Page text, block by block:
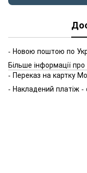
- Новою поштою по
Більше інформації
- Переказ на картку
- Накладений платіж -